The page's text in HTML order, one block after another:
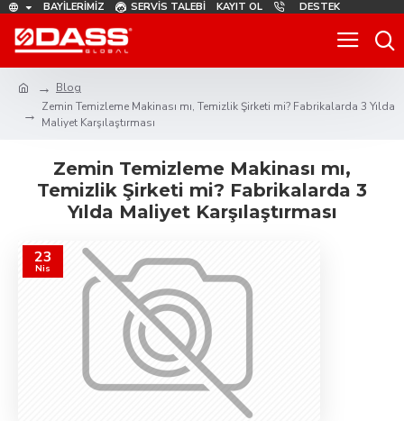
BAYILERIMIZ SERVIS TALEBI KAYIT OL DESTEK
Blog
Zemin Temizleme Makinası mı, Temizlik Şirketi mi? Fabrikalarda 3 Yılda
Maliyet Karşılaştırması
Zemin Temizleme Makinası mı,
Temizlik Şirketi mi? Fabrikalarda 3
Yılda Maliyet Karşılaştırması
23
Nis